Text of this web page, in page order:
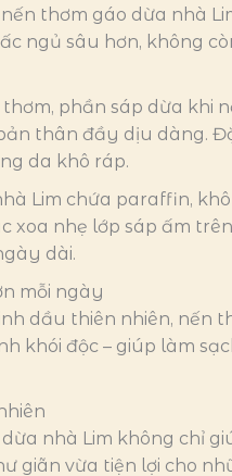
thơm gáo dừa nhà
ngủ sâu hơn, không
phần sáp dừa
thân đầy dịu dàng.
da khô ráp.
Lim chứa paraffin,
xoa nhẹ lớp sáp ấm
dài.
mỗi ngày
dầu thiên nhiên, nến
khói độc – giúp làm
nhà Lim không chỉ
giãn vừa tiện lợi cho